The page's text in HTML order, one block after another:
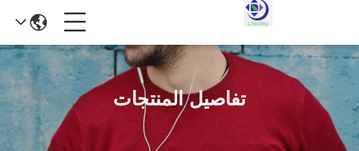
تفاصيل المنتجات